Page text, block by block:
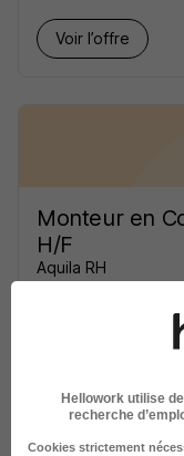
Voir l’offre
Monteur en
H/F
Aquila RH
Lamballe-Armor -
12,65 - 13,80 € /
Voir l’offre
Hellowork utilise
recherche
Cookies strictement